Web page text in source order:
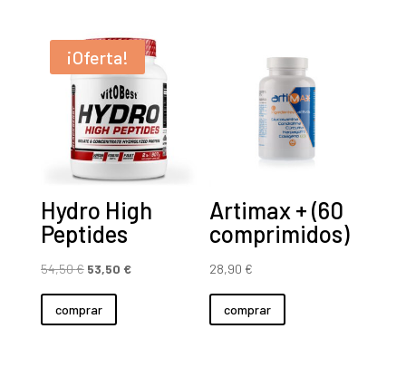
¡Oferta!
Hydro High
Peptides
54,50€ El
precio
original
53,50 €El
comprar
Artimax + (60
comprimidos)
28,90 €
comprar